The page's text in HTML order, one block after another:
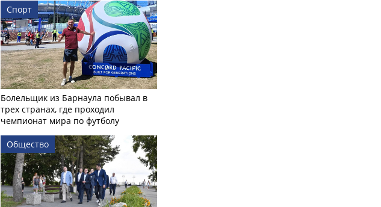
Спорт
Болельщик из Барнаула побывал в
трех странах, где проходил
чемпионат мира по футболу
Общество